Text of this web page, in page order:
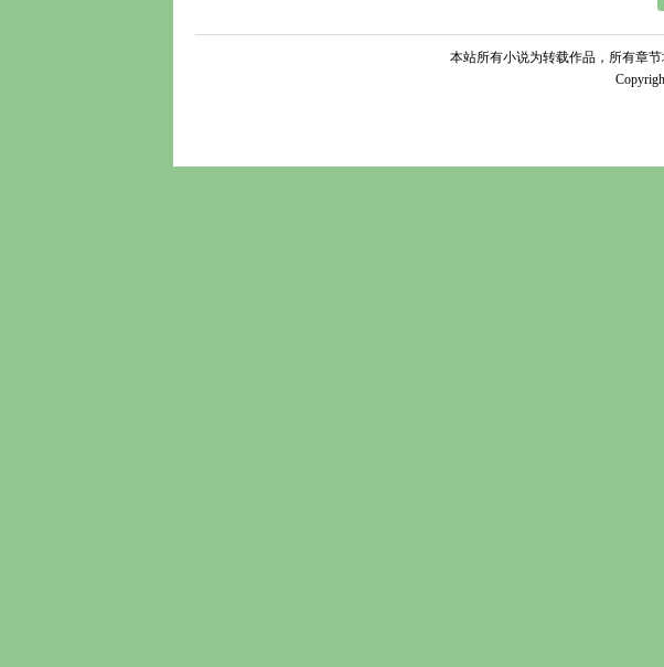
本站所有小说为转载作品，所有章